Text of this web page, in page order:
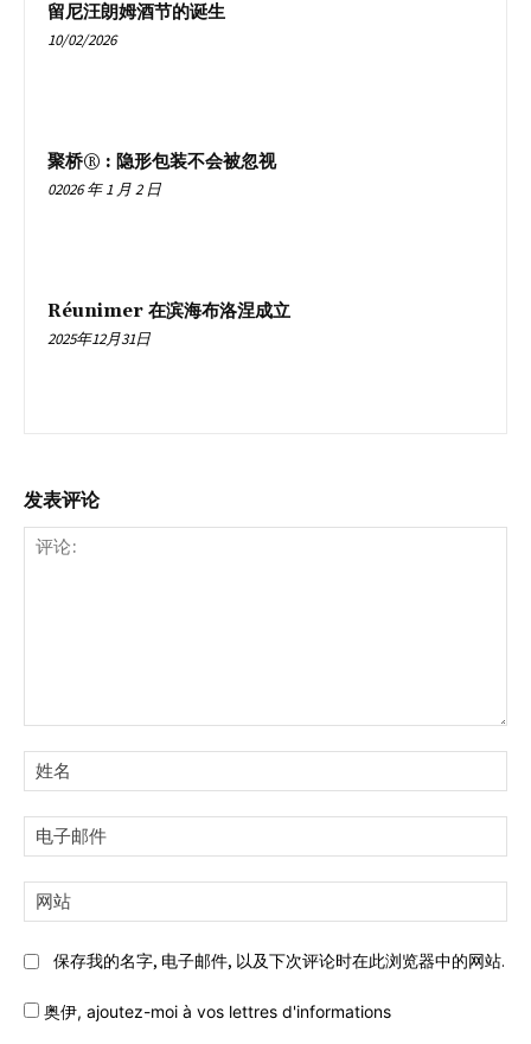
留尼汪朗姆酒节的诞生
10/02/2026
聚桥® : 隐形包装不会被忽视
02026 年 1 月 2 日
Réunimer 在滨海布洛涅成立
2025年12月31日
发表评论
论:
名
子
邮
站:
保存我的名字, 电子邮件, 以及下次评论时在此浏览器中的网站.
奥伊, ajoutez-moi à vos lettres d'informations